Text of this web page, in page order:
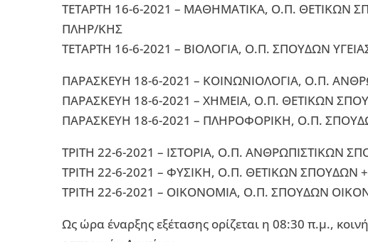
ΤΕΤΑΡΤΗ 16-6-2021 – ΜΑΘΗΜΑΤΙΚΑ, Ο.Π. ΘΕΤΙΚΩΝ
ΠΛΗΡ/ΚΗΣ
ΤΕΤΑΡΤΗ 16-6-2021 – ΒΙΟΛΟΓΙΑ, Ο.Π. ΣΠΟΥΔΩΝ
ΠΑΡΑΣΚΕΥΗ 18-6-2021 – ΚΟΙΝΩΝΙΟΛΟΓΙΑ, Ο.Π.
ΠΑΡΑΣΚΕΥΗ 18-6-2021 – ΧΗΜΕΙΑ, Ο.Π. ΘΕΤΙΚΩΝ
ΠΑΡΑΣΚΕΥΗ 18-6-2021 – ΠΛΗΡΟΦΟΡΙΚΗ, Ο.Π.
ΤΡΙΤΗ 22-6-2021 – ΙΣΤΟΡΙΑ, Ο.Π. ΑΝΘΡΩΠΙΣΤΙΚΩΝ
ΤΡΙΤΗ 22-6-2021 – ΦΥΣΙΚΗ, Ο.Π. ΘΕΤΙΚΩΝ ΣΠΟΥΔΩΝ
ΤΡΙΤΗ 22-6-2021 – ΟΙΚΟΝΟΜΙΑ, Ο.Π. ΣΠΟΥΔΩΝ
Ως ώρα έναρξης εξέτασης ορίζεται η 08:30 π.μ.,